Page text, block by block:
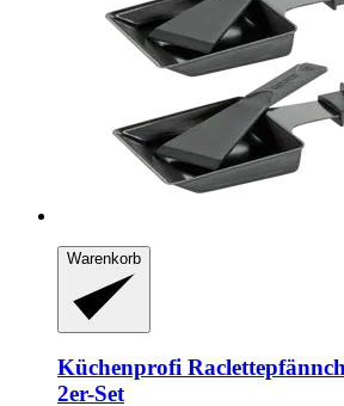
Warenkorb
Küchenprofi
2er-​Set